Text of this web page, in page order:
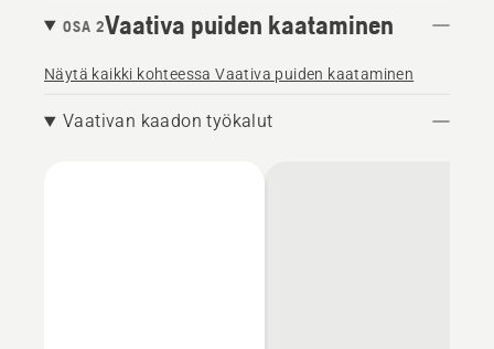
OSA 2Vaativa puiden kaataminen
Näytä kaikki kohteessa Vaativa puiden kaataminen
Vaativan kaadon työkalut